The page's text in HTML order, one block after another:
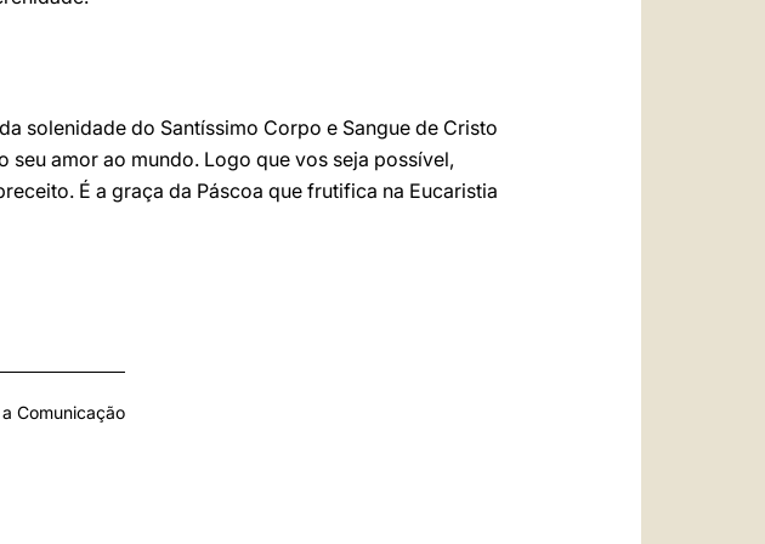
solenidade do Santíssimo Corpo e Sangue de Cristo
amor ao mundo. Logo que vos seja possível,
É a graça da Páscoa que frutifica na Eucaristia
Comunicação